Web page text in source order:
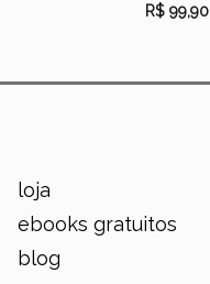
R$ 99,90
loja
ebooks gratuitos
blog